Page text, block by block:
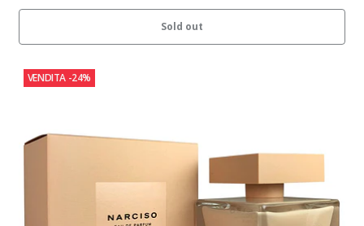
Sold out
VENDITA -24%